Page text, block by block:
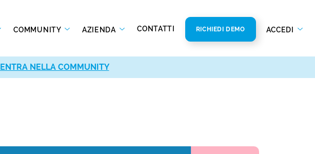
COMMUNITY AZIENDA CONTATTI RICHIEDI DEMO ACCEDI
ENTRA NELLA COMMUNITY